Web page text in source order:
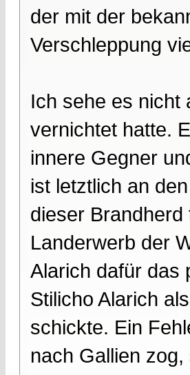
der mit der
Verschleppung
Ich sehe es nicht
vernichtet hatte.
innere Gegner
ist letztlich an
dieser
Landerwerb der
Alarich dafür das
Stilicho Alarich
schickte. Ein
nach Gallien